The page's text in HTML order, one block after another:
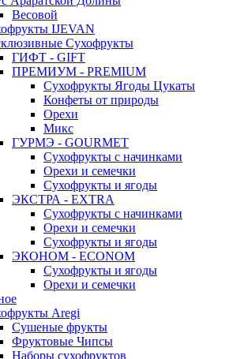
Весовой
IJEVAN
Сухофрукты
ГИФТ - GIFT
ПРЕМИУМ - PREMIUM
Сухофрукты Ягоды Цукаты
Конфеты от природы
Орехи
Микс
ГУРМЭ - GOURMET
Сухофрукты с начинками
Орехи и семечки
Сухофрукты и ягоды
ЭКСТРА - EXTRA
Сухофрукты с начинками
Орехи и семечки
Сухофрукты и ягоды
ЭКОНОМ - ECONOM
Сухофрукты и ягоды
Орехи и семечки
Aregi
Сушеные фрукты
Фруктовые Чипсы
Наборы сухофруктов